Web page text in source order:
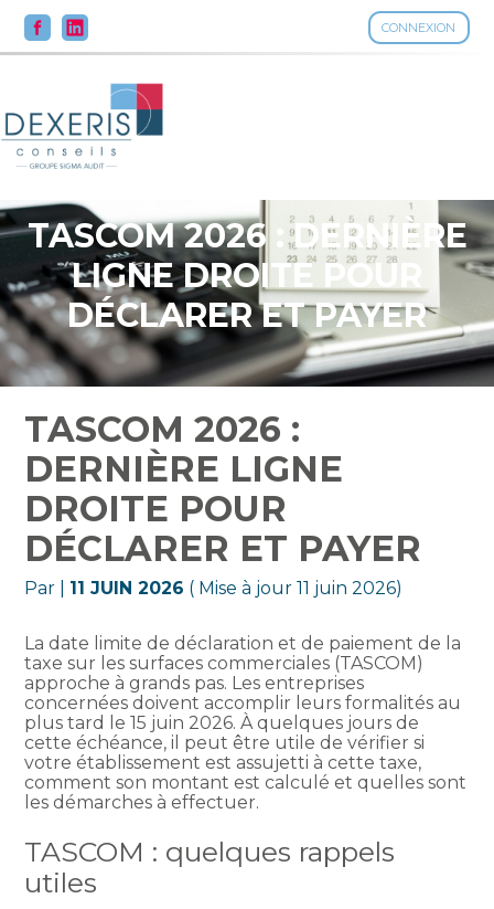
CONNEXION
Aller
au
contenu
TASCOM 2026 : DERNIÈRE
LIGNE DROITE POUR
DÉCLARER ET PAYER
TASCOM 2026 :
DERNIÈRE LIGNE
DROITE POUR
DÉCLARER ET PAYER
Par 11 JUIN 2026 ( Mise à jour 11 juin 2026)
La date limite de déclaration et de paiement de la
taxe sur les surfaces commerciales (TASCOM)
approche à grands pas. Les entreprises
concernées doivent accomplir leurs formalités au
plus tard le 15 juin 2026. À quelques jours de
cette échéance, il peut être utile de vérifier si
votre établissement est assujetti à cette taxe,
comment son montant est calculé et quelles sont
les démarches à effectuer.
TASCOM : quelques rappels
utiles